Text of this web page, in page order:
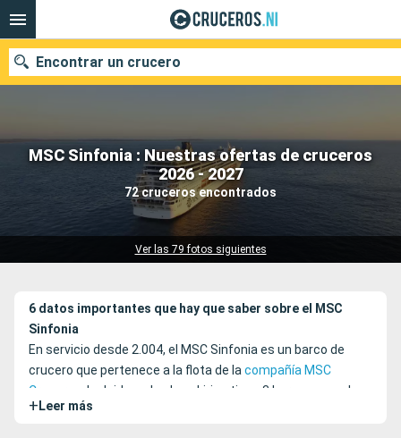
MSC Sinfonia : Nuestras ofertas de cruceros
2026 - 2027
72 cruceros encontrados
Ver las 79 fotos siguientes
Encontrar un crucero
Nuestros destinos
Fecha de salida
6 datos importantes que hay que saber sobre el MSC
Sinfonia
En servicio desde 2.004, el MSC Sinfonia es un barco de
crucero que pertenece a la flota de lacompañía MSC
Cruceros
. Incluido en la clase Lirica tiene 3 barcos gemelos:
elMSC Armonia
+ Leer más